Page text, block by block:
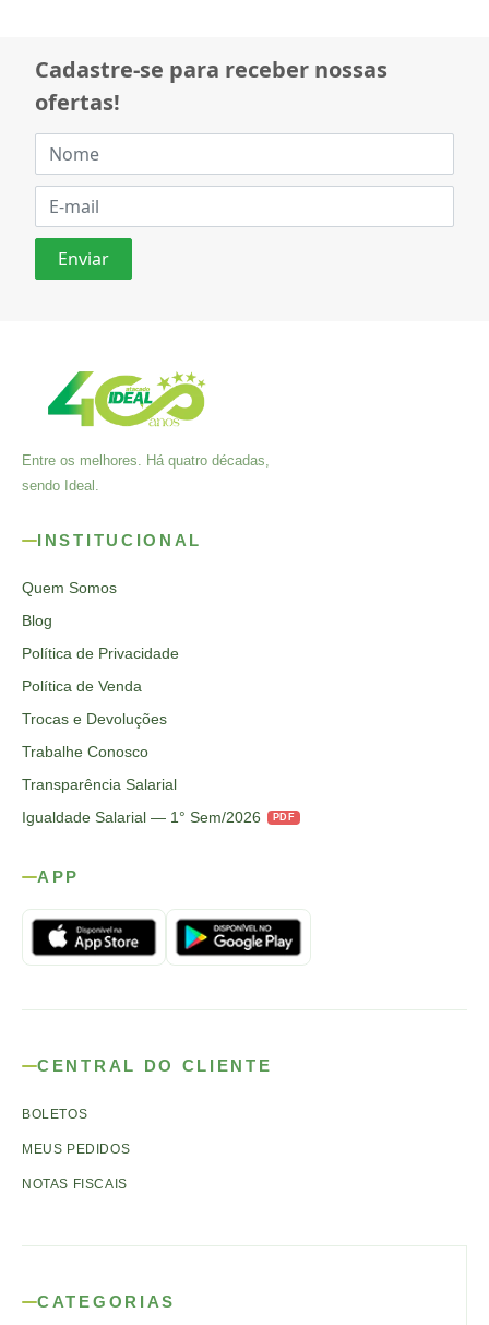
Cadastre-se para receber nossas
ofertas!
Entre os melhores. Há quatro décadas,
sendo Ideal.
INSTITUCIONAL
Quem Somos
Blog
Política de Privacidade
Política de Venda
Trocas e Devoluções
Trabalhe Conosco
Transparência Salarial
Igualdade Salarial — 1° Sem/2026
PDF
APP
CENTRAL DO CLIENTE
BOLETOS
MEUS PEDIDOS
NOTAS FISCAIS
CATEGORIAS